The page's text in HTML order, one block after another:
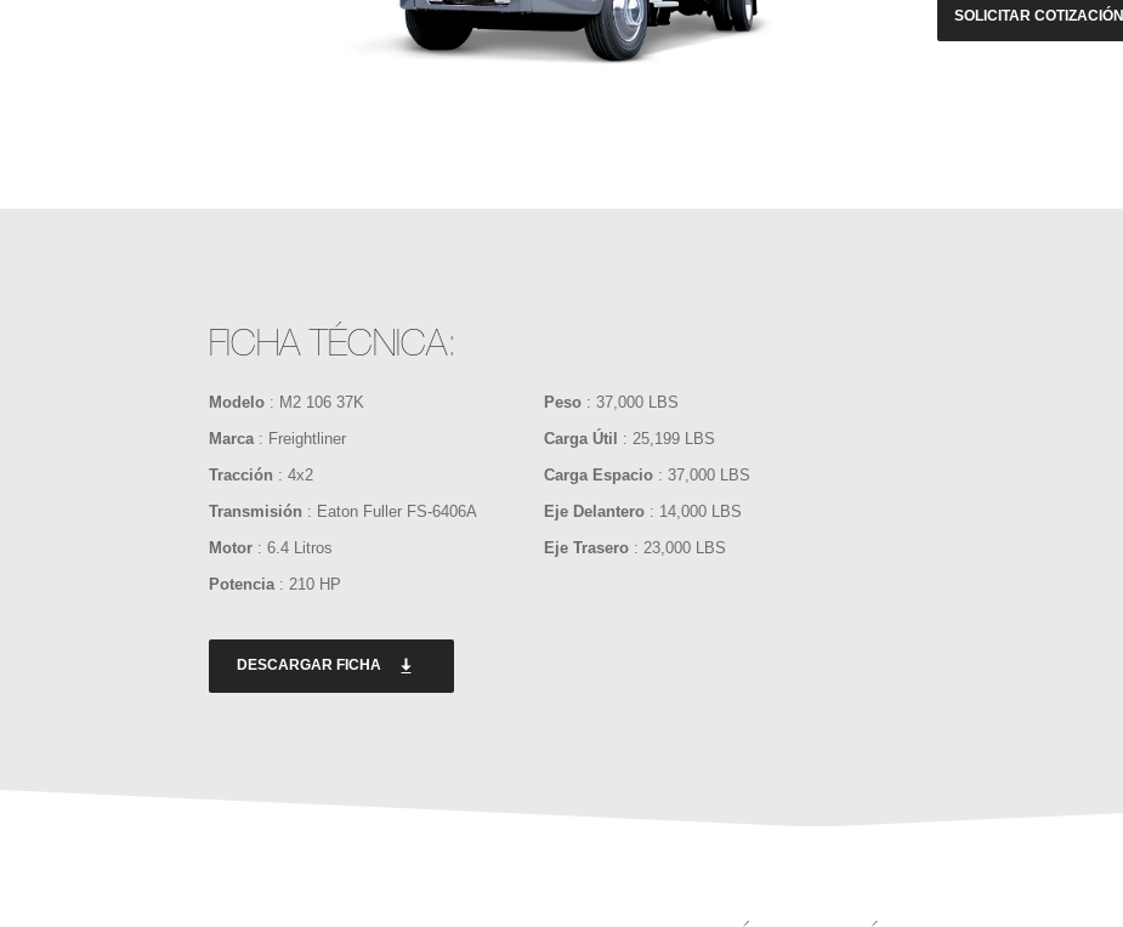
SOLICITAR COTIZACIÓN
FICHA TÉCNICA:
Modelo : M2 106 37K
Marca : Freightliner
Tracción : 4x2
Transmisión : Eaton Fuller FS-6406A
Motor : 6.4 Litros
Potencia : 210 HP
Peso : 37,000 LBS
Carga Útil : 25,199 LBS
Carga Espacio : 37,000 LBS
Eje Delantero : 14,000 LBS
Eje Trasero : 23,000 LBS
DESCARGAR FICHA